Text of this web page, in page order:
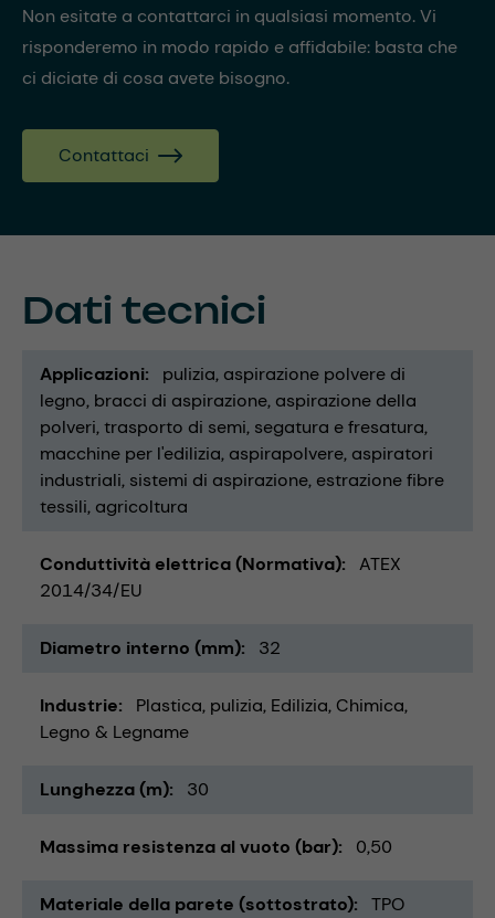
Non esitate a contattarci in qualsiasi momento. Vi
risponderemo in modo rapido e affidabile: basta che
ci diciate di cosa avete bisogno.
Contattaci
Dati tecnici
Applicazioni pulizia aspirazione polvere di
legno bracci di aspirazione aspirazione della
polveri trasporto di semi segatura e fresatura
macchine per l'edilizia aspirapolvere aspiratori
industriali sistemi di aspirazione estrazione fibre
tessili agricoltura
Conduttività elettrica (Normativa)
ATEX
2014/34/EU
Diametro interno (mm) 32
Industrie Plastica pulizia Edilizia Chimica
Legno & Legname
Lunghezza (m) 30
Massima resistenza al vuoto (bar) 0,50
Materiale della parete (sottostrato) TPO